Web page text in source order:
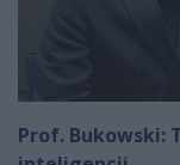
Prof. Bukowski: